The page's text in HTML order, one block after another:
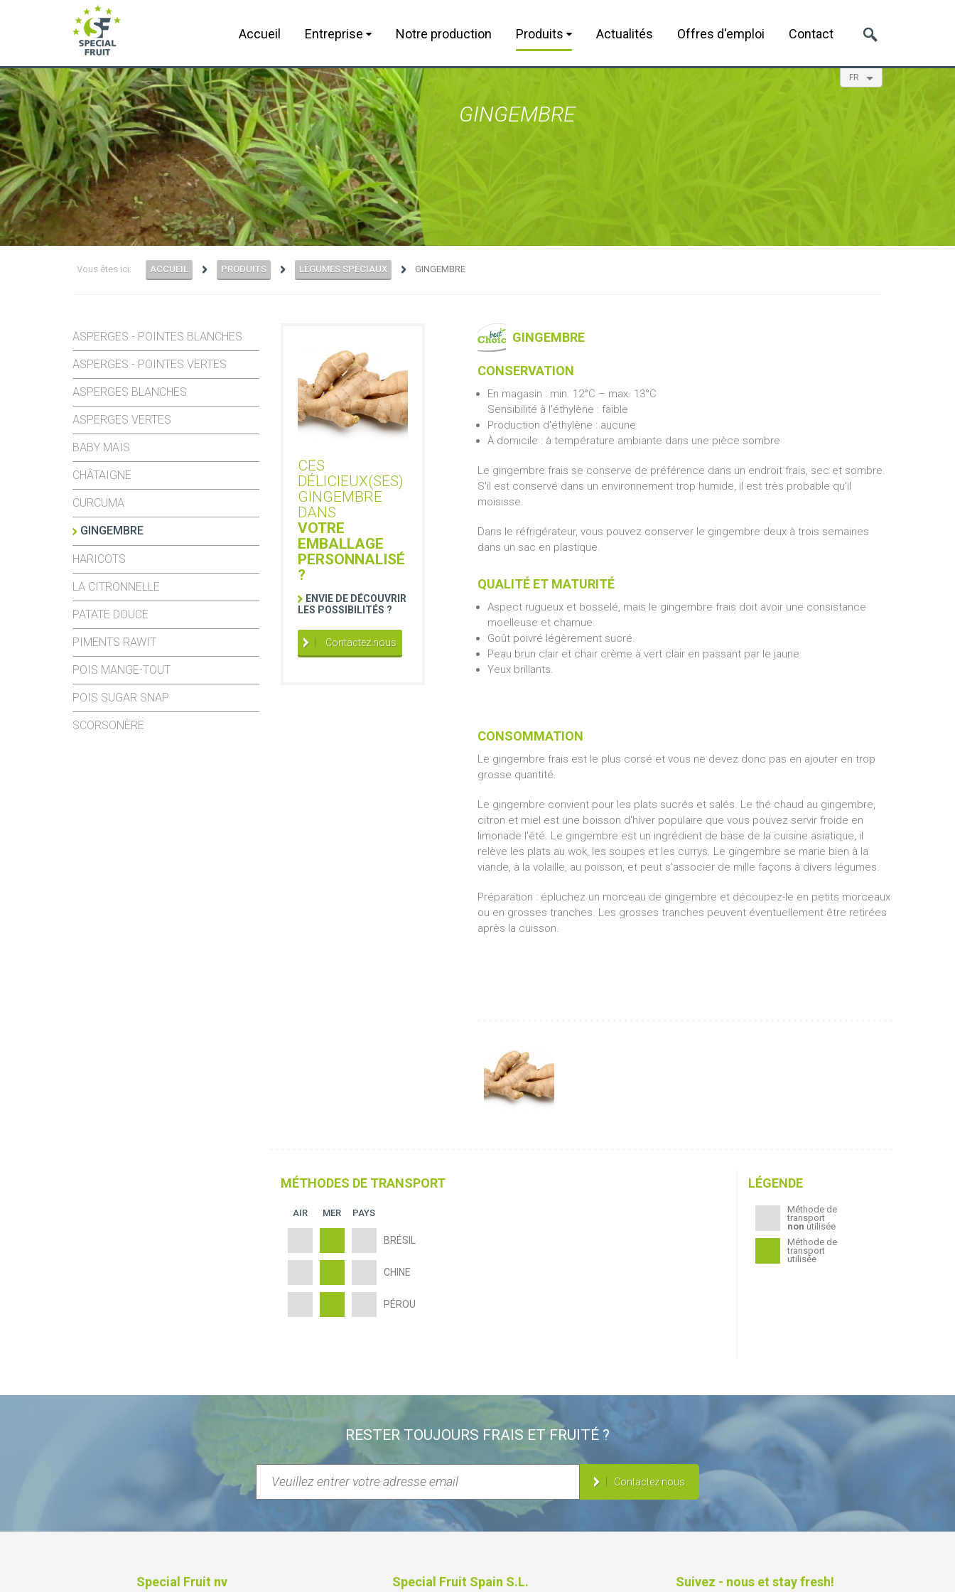
Accueil Entreprise Notre production Produits Actualités Offres d'emploi Contact
FR
GINGEMBRE
Vous êtes ici: ACCUEIL PRODUITS LÉGUMES SPÉCIAUX GINGEMBRE
ASPERGES - POINTES BLANCHES
ASPERGES - POINTES VERTES
ASPERGES BLANCHES
ASPERGES VERTES
BABY MAÏS
CHÂTAIGNE
CURCUMA
GINGEMBRE
HARICOTS
LA CITRONNELLE
PATATE DOUCE
PIMENTS RAWIT
POIS MANGE-TOUT
POIS SUGAR SNAP
SCORSONÈRE
CES
DÉLICIEUX(SES)
GINGEMBRE
DANS
VOTRE
EMBALLAGE
PERSONNALISÉ
?
ENVIE DE DÉCOUVRIR
LES POSSIBILITÉS ?
Contactez nous
GINGEMBRE
CONSERVATION
En magasin : min. 12°C – max. 13°C
Sensibilité à l'éthylène : faible
Production d'éthylène : aucune
À domicile : à température ambiante dans une pièce sombre
Le gingembre frais se conserve de préférence dans un endroit frais, sec et sombre.
S'il est conservé dans un environnement trop humide, il est très probable qu'il
moisisse.
Dans le réfrigérateur, vous pouvez conserver le gingembre deux à trois semaines
dans un sac en plastique.
QUALITÉ ET MATURITÉ
Aspect rugueux et bosselé, mais le gingembre frais doit avoir une consistance
moelleuse et charnue.
Goût poivré légèrement sucré.
Peau brun clair et chair crème à vert clair en passant par le jaune.
Yeux brillants.
CONSOMMATION
Le gingembre frais est le plus corsé et vous ne devez donc pas en ajouter en trop
grosse quantité.
Le gingembre convient pour les plats sucrés et salés. Le thé chaud au gingembre,
citron et miel est une boisson d'hiver populaire que vous pouvez servir froide en
limonade l'été. Le gingembre est un ingrédient de base de la cuisine asiatique, il
relève les plats au wok, les soupes et les currys. Le gingembre se marie bien à la
viande, à la volaille, au poisson, et peut s'associer de mille façons à divers légumes.
Préparation : épluchez un morceau de gingembre et découpez-le en petits morceaux
ou en grosses tranches. Les grosses tranches peuvent éventuellement être retirées
après la cuisson.
MÉTHODES DE TRANSPORT
AIR MER PAYS
BRÉSIL
CHINE
PÉROU
LÉGENDE
Méthode de
transport
non utilisée
Méthode de
transport
utilisée
RESTER TOUJOURS FRAIS ET FRUITÉ ?
Contactez nous
Special Fruit nv Special Fruit Spain S.L. Suivez - nous et stay fresh!